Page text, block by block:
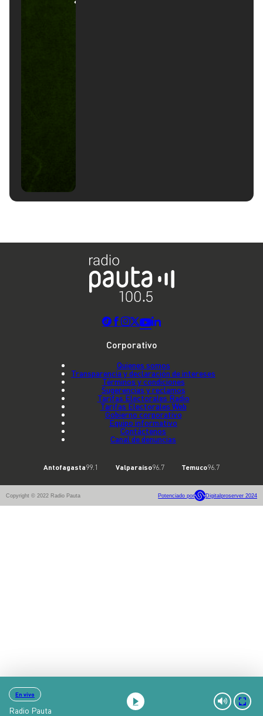
En vivo
Radio Pauta
Corporativo
Quienes somos
Transparencia y declaración de intereses
Términos y condiciones
Sugerencias y reclamos
Tarifas Electorales Radio
Tarifas Electorales Web
Gobierno corporativo
Equipo informativo
Contáctenos
Canal de denuncias
Antofagasta99.1 Valparaíso96.7 Temuco96.7
Copyright © 2022 Radio Pauta Potenciado por Digitalproserver 2024